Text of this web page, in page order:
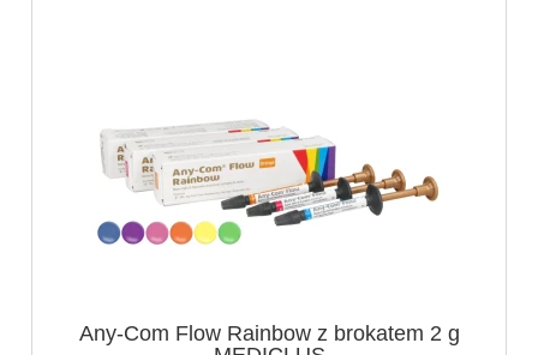
Any-Com Flow Rainbow z brokatem 2 g